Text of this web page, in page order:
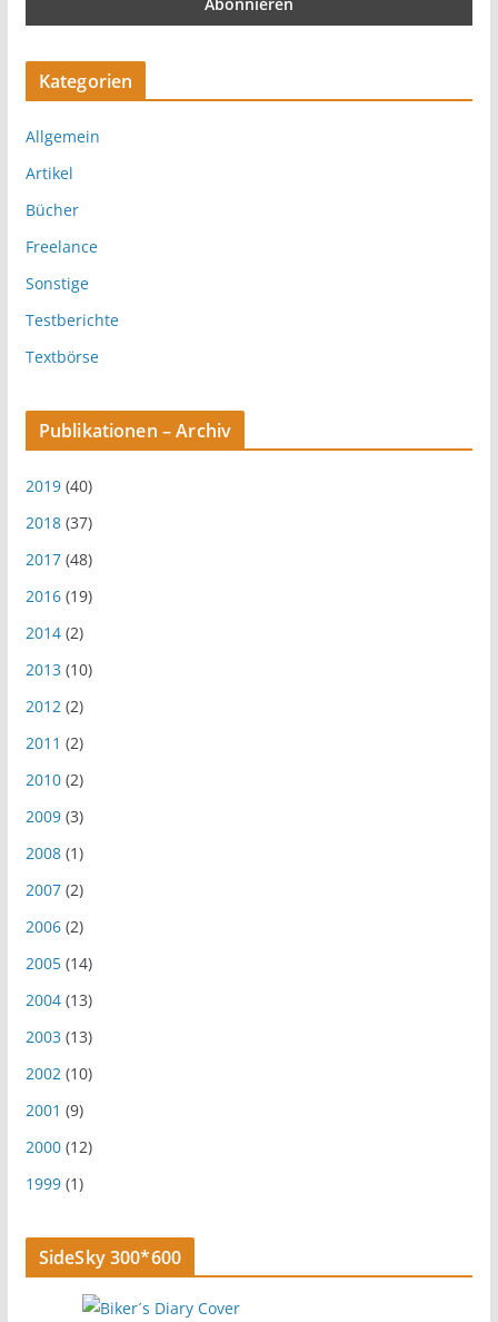
Kategorien
Allgemein
Artikel
Bücher
Freelance
Sonstige
Testberichte
Textbörse
Publikationen – Archiv
2019(40)
2018(37)
2017(48)
2016(19)
2014(2)
2013 (10)
2012(2)
2011 (2)
2010(2)
2009(3)
2008(1)
2007(2)
2006(2)
2005(14)
2004(13)
2003 (13)
2002(10)
2001 (9)
2000(12)
1999(1)
SideSky 300*600